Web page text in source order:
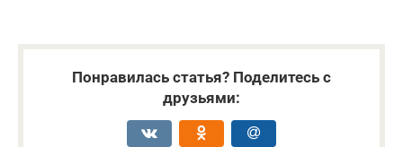
Понравилась статья? Поделитесь с
друзьями: